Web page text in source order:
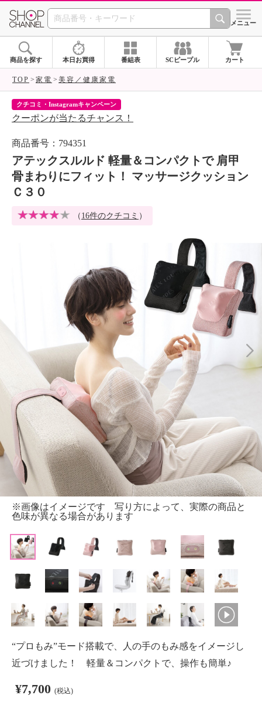
SHOP CHANNEL シメニュー
商品を探す 本日お買得 番組表 SCピープル カート
TOP 家電 美容／健康家電
クチコミ・Instagramキャンペーン
クーポンが当たるチャンス！
商品番号：794351
アテックスルルド 軽量＆コンパクトで 肩甲
骨まわりにフィット！ マッサージクッション
Ｃ３０
（ 16件のクチコミ ）
※画像はイメージです 写り方によって、実際の商品と
色味が異なる場合があります
“プロもみ”モード搭載で、人の手のもみ感をイメージし
近づけました！ 軽量＆コンパクトで、操作も簡単♪
¥7,700 (税込)